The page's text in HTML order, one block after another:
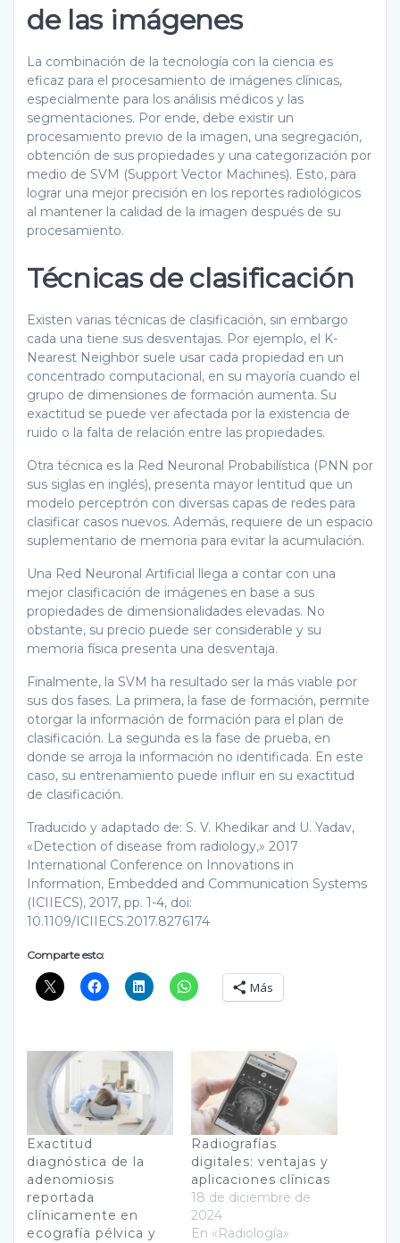
de las imágenes
La combinación de la tecnología con la ciencia es
eficaz para el procesamiento de imágenes clínicas,
especialmente para los análisis médicos y las
segmentaciones. Por ende, debe existir un
procesamiento previo de la imagen, una segregación,
obtención de sus propiedades y una categorización por
medio de SVM (Support Vector Machines). Esto, para
lograr una mejor precisión en los reportes radiológicos
al mantener la calidad de la imagen después de su
procesamiento.
Técnicas de clasificación
Existen varias técnicas de clasificación, sin embargo
cada una tiene sus desventajas. Por ejemplo, el K-
Nearest Neighbor suele usar cada propiedad en un
concentrado computacional, en su mayoría cuando el
grupo de dimensiones de formación aumenta. Su
exactitud se puede ver afectada por la existencia de
ruido o la falta de relación entre las propiedades.
Otra técnica es la Red Neuronal Probabilística (PNN por
sus siglas en inglés), presenta mayor lentitud que un
modelo perceptrón con diversas capas de redes para
clasificar casos nuevos. Además, requiere de un espacio
suplementario de memoria para evitar la acumulación.
Una Red Neuronal Artificial llega a contar con una
mejor clasificación de imágenes en base a sus
propiedades de dimensionalidades elevadas. No
obstante, su precio puede ser considerable y su
memoria física presenta una desventaja.
Finalmente, la SVM ha resultado ser la más viable por
sus dos fases. La primera, la fase de formación, permite
otorgar la información de formación para el plan de
clasificación. La segunda es la fase de prueba, en
donde se arroja la información no identificada. En este
caso, su entrenamiento puede influir en su exactitud
de clasificación.
Traducido y adaptado de: S. V. Khedikar and U. Yadav,
«Detection of disease from radiology,» 2017
International Conference on Innovations in
Information, Embedded and Communication Systems
(ICIIECS), 2017, pp. 1-4, doi:
10.1109/ICIIECS.2017.8276174
Comparte esto:
Más
Exactitud
diagnóstica de la
adenomiosis
reportada
clínicamente en
ecografía pélvica y
Radiografías
digitales: ventajas y
aplicaciones clínicas
18 de diciembre de
2024
En «Radiología»